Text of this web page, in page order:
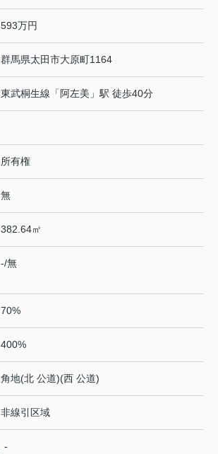
593万円
群馬県太田市大原町1164
東武桐生線 「 阿左美 」駅 徒歩40分
所有権
無
382.64㎡
-/無
70%
400%
角地(北 公道)(西 公道)
非線引区域
-